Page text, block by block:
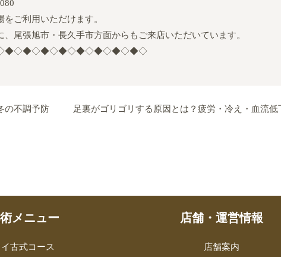
をご利用いただけます。
、尾張旭市・長久手市方面からもご来店いただいています。
の不調予防 足裏がゴリゴリする原因とは？疲労・冷え・血流
メニュー
イ古式コース
店舗・運営情報
店舗案内